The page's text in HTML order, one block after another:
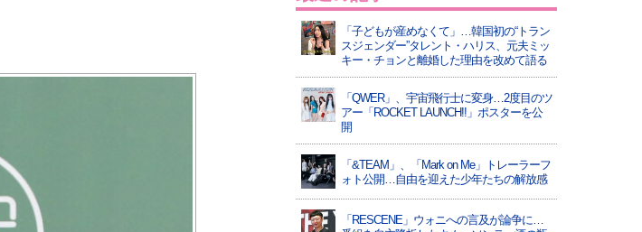
「子どもが産めなくて」…韓国初の“トラン
スジェンダー”タレント・ハリス、元夫ミッ
キー・チョンと離婚した理由を改めて語る
「QWER」、宇宙飛行士に変身…2度目のツ
アー「ROCKET LAUNCH!!」ポスターを公
開
「&TEAM」、「Mark on Me」トレーラーフ
ォト公開…自由を迎えた少年たちの解放感
「RESCENE」ウォニへの言及が論争に…